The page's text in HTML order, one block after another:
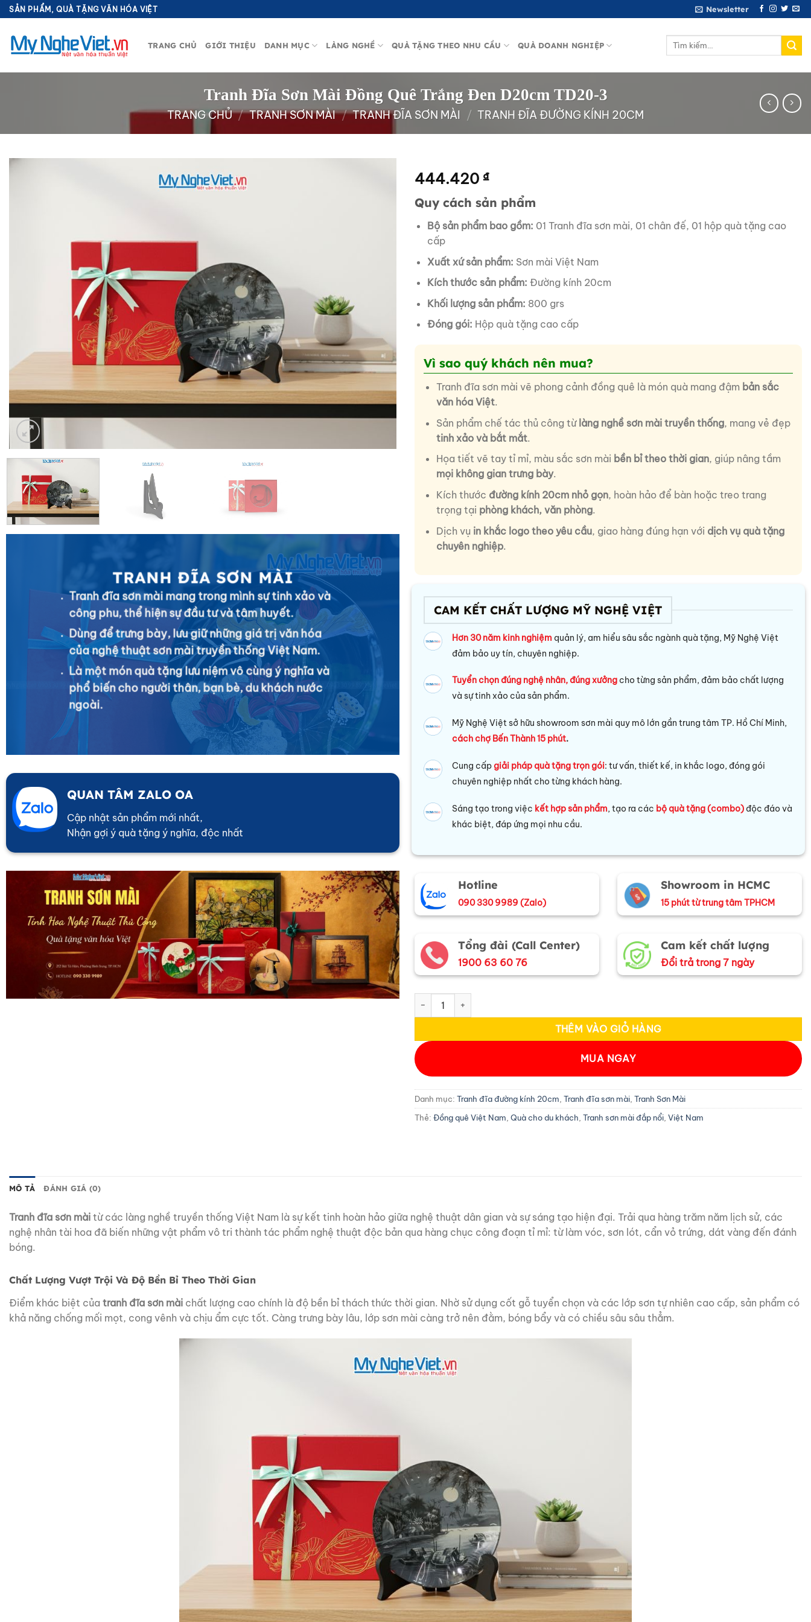
Bỏ
qua
nội
dung
SẢN PHẨM, QUÀ TẶNG VĂN HÓA VIỆT Newsletter
TRANG CHỦ GIỚI THIỆU DANH MỤC LÀNG NGHỀ QUÀ TẶNG THEO NHU CẦU QUÀ DOANH NGHIỆP
Tìm
Tranh Đĩa Sơn Mài Đồng Quê Trắng Đen D20cm TD20-3
TRANG CHỦ / TRANH SƠN MÀI / TRANH ĐĨA SƠN MÀI / TRANH ĐĨA ĐƯỜNG KÍNH 20CM
TRANH ĐĨA SƠN MÀI
Tranh đĩa sơn mài mang trong mình sự tinh xảo và
công phu, thể hiện sự đầu tư và tâm huyết.
Dùng để trưng bày, lưu giữ những giá trị văn hóa
của nghệ thuật sơn mài truyền thống Việt Nam.
Là một món quà tặng lưu niệm vô cùng ý nghĩa và
phổ biến cho người thân, bạn bè, du khách nước
ngoài.
QUAN TÂM ZALO OA
Cập nhật sản phẩm mới nhất,
Nhận gợi ý quà tặng ý nghĩa, độc nhất
444.420 ₫
Quy cách sản phẩm
Bộ sản phẩm bao gồm: 01 Tranh đĩa sơn mài, 01 chân đế, 01 hộp quà tặng cao
cấp
Xuất xứ sản phẩm: Sơn mài Việt Nam
Kích thước sản phẩm: Đường kính 20cm
Khối lượng sản phẩm: 800 grs
Đóng gói: Hộp quà tặng cao cấp
Vì sao quý khách nên mua?
Tranh đĩa sơn mài vẽ phong cảnh đồng quê là món quà mang đậm bản sắc
văn hóa Việt.
Sản phẩm chế tác thủ công từ làng nghề sơn mài truyền thống, mang vẻ đẹp
tinh xảo và bắt mắt.
Họa tiết vẽ tay tỉ mỉ, màu sắc sơn mài bền bỉ theo thời gian, giúp nâng tầm
mọi không gian trưng bày.
Kích thước đường kính 20cm nhỏ gọn, hoàn hảo để bàn hoặc treo trang
trọng tại phòng khách, văn phòng.
Dịch vụ in khắc logo theo yêu cầu, giao hàng đúng hạn với dịch vụ quà tặng
chuyên nghiệp.
CAM KẾT CHẤT LƯỢNG MỸ NGHỆ VIỆT
Hơn 30 năm kinh nghiệm quản lý, am hiểu sâu sắc ngành quà tặng, Mỹ Nghệ Việt
đảm bảo uy tín, chuyên nghiệp.
Tuyển chọn đúng nghệ nhân, đúng xưởng cho từng sản phẩm, đảm bảo chất lượng
và sự tinh xảo của sản phẩm.
Mỹ Nghệ Việt sở hữu showroom sơn mài quy mô lớn gần trung tâm TP. Hồ Chí Minh,
cách chợ Bến Thành 15 phút.
Cung cấpgiải pháp quà tặng trọn gói: tư vấn, thiết kế, in khắc logo, đóng gói
chuyên nghiệp nhất cho từng khách hàng.
Sáng tạo trong việc kết hợp sản phẩm, tạo ra các bộ quà tặng (combo) độc đáo và
khác biệt, đáp ứng mọi nhu cầu.
Hotline
090 330 9989 (Zalo)
Showroom in HCMC
15 phút từ trung tâm TPHCM
Tổng đài (Call Center)
1900 63 60 76
Cam kết chất lượng
Đổi trả trong 7 ngày
Tranh Đĩa Sơn Mài Đồng Quê Trắng Đen D20cm TD20-3 số lượng
THÊM VÀO GIỎ HÀNG
MUA NGAY
Danh mục: Tranh đĩa đường kính 20cm Tranh đĩa sơn mài Tranh Sơn Mài
Thẻ: Đồng quê Việt Nam Quà cho du khách Tranh sơn mài đắp nổi Việt Nam
MÔ TẢ ĐÁNH GIÁ (0)
Tranh đĩa sơn mài từ các làng nghề truyền thống Việt Nam là sự kết tinh hoàn hảo giữa nghệ thuật dân gian và sự sáng tạo hiện đại. Trải qua hàng trăm năm lịch sử, các
nghệ nhân tài hoa đã biến những vật phẩm vô tri thành tác phẩm nghệ thuật độc bản qua hàng chục công đoạn tỉ mỉ: từ làm vóc, sơn lót, cẩn vỏ trứng, dát vàng đến đánh
bóng.
Chất Lượng Vượt Trội Và Độ Bền Bỉ Theo Thời Gian
Điểm khác biệt của tranh đĩa sơn mài chất lượng cao chính là độ bền bỉ thách thức thời gian. Nhờ sử dụng cốt gỗ tuyển chọn và các lớp sơn tự nhiên cao cấp, sản phẩm có
khả năng chống mối mọt, cong vênh và chịu ẩm cực tốt. Càng trưng bày lâu, lớp sơn mài càng trở nên đằm, bóng bẩy và có chiều sâu sâu thẳm.